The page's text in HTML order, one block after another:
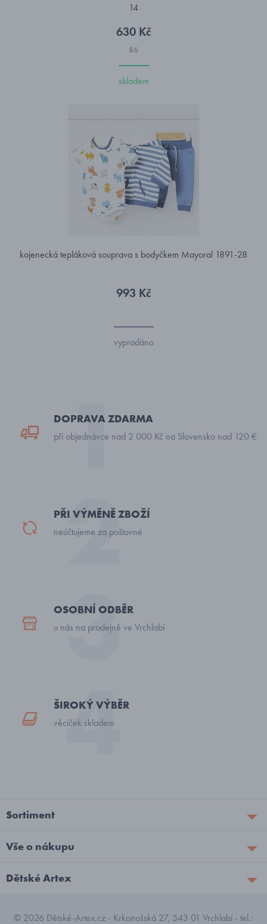
14
630 Kč
86
skladem
kojenecká tepláková souprava s bodyčkem Mayoral 1891-28
993 Kč
vyprodáno
DOPRAVA ZDARMA
při objednávce nad 2 000 Kč na Slovensko nad 120 €
PŘI VÝMĚNĚ ZBOŽÍ
neúčtujeme za poštovné
OSOBNÍ ODBĚR
u nás na prodejně ve Vrchlabí
ŠIROKÝ VÝBĚR
věciček skladem
Sortiment
Vše o nákupu
Dětské Artex
© 2026 Dětské-Artex.cz - Krkonošská 27, 543 01 Vrchlabí - tel.: